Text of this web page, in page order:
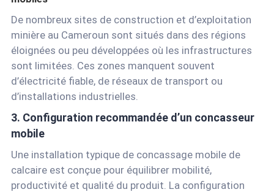
De nombreux sites de construction et d’exploitation
minière au Cameroun sont situés dans des régions
éloignées ou peu développées où les infrastructures
sont limitées. Ces zones manquent souvent
d’électricité fiable, de réseaux de transport ou
d’installations industrielles.
3. Configuration recommandée d’un concasseur
mobile
Une installation typique de concassage mobile de
calcaire est conçue pour équilibrer mobilité,
productivité et qualité du produit. La configuration